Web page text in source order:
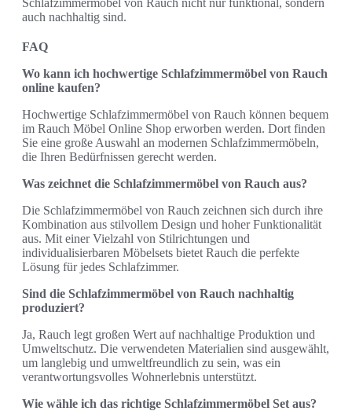
auch nachhaltig sind.
FAQ
Wo kann ich hochwertige Schlafzimmermöbel von Rauch
online kaufen?
Hochwertige Schlafzimmermöbel von Rauch können bequem
im Rauch Möbel Online Shop erworben werden. Dort finden
Sie eine große Auswahl an modernen Schlafzimmermöbeln,
die Ihren Bedürfnissen gerecht werden.
Was zeichnet die Schlafzimmermöbel von Rauch aus?
Die Schlafzimmermöbel von Rauch zeichnen sich durch ihre
Kombination aus stilvollem Design und hoher Funktionalität
aus. Mit einer Vielzahl von Stilrichtungen und
individualisierbaren Möbelsets bietet Rauch die perfekte
Lösung für jedes Schlafzimmer.
Sind die Schlafzimmermöbel von Rauch nachhaltig
produziert?
Ja, Rauch legt großen Wert auf nachhaltige Produktion und
Umweltschutz. Die verwendeten Materialien sind ausgewählt,
um langlebig und umweltfreundlich zu sein, was ein
verantwortungsvolles Wohnerlebnis unterstützt.
Wie wähle ich das richtige Schlafzimmermöbel Set aus?